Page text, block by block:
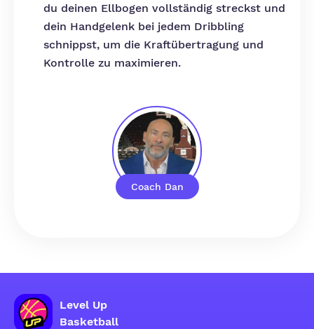
Coach Dan
du deinen Ellbogen vollständig streckst und
dein Handgelenk bei jedem Dribbling
schnippst, um die Kraftübertragung und
Kontrolle zu maximieren.
Level Up
Basketball